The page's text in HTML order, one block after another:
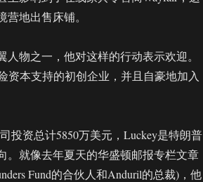
地出售床铺。
物之一，他对这样的行动表示欢迎。
资本支持的初创企业，并且自豪地加入
投资总计5850万美元，Luckey是特朗普
。就像去年夏天的华盛顿邮报专栏文章
Fund的合伙人和Anduril的总裁)，他